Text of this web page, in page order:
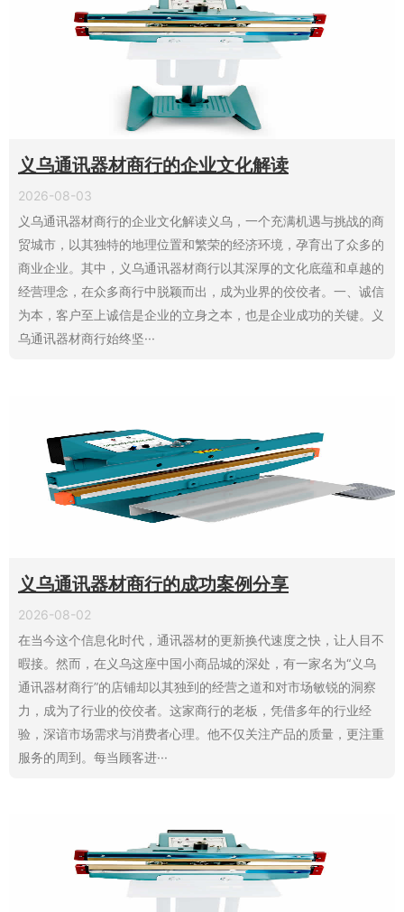
义乌通讯器材商行的企业文化解读
2026-08-03
义乌通讯器材商行的企业文化解读义乌，一个充满机遇与挑战的商
贸城市，以其独特的地理位置和繁荣的经济环境，孕育出了众多的
商业企业。其中，义乌通讯器材商行以其深厚的文化底蕴和卓越的
经营理念，在众多商行中脱颖而出，成为业界的佼佼者。一、诚信
为本，客户至上诚信是企业的立身之本，也是企业成功的关键。义
乌通讯器材商行始终坚···
义乌通讯器材商行的成功案例分享
2026-08-02
在当今这个信息化时代，通讯器材的更新换代速度之快，让人目不
暇接。然而，在义乌这座中国小商品城的深处，有一家名为“义乌
通讯器材商行”的店铺却以其独到的经营之道和对市场敏锐的洞察
力，成为了行业的佼佼者。这家商行的老板，凭借多年的行业经
验，深谙市场需求与消费者心理。他不仅关注产品的质量，更注重
服务的周到。每当顾客进···